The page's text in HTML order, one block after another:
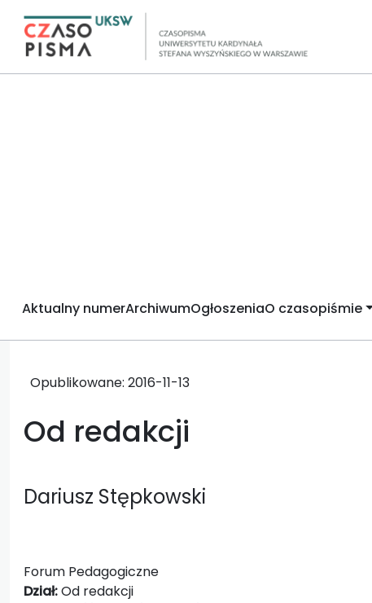
Aktualny numerArchiwumOgłoszeniaO czasopiśmie
Opublikowane: 2016-11-13
Od redakcji
Dariusz Stępkowski
Forum Pedagogiczne
Dział:Od redakcji